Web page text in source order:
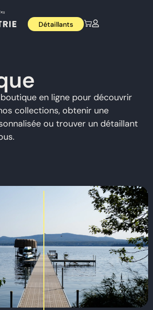
Détaillants
en ligne pour découvrir
collections, obtenir une
ou trouver un détaillant